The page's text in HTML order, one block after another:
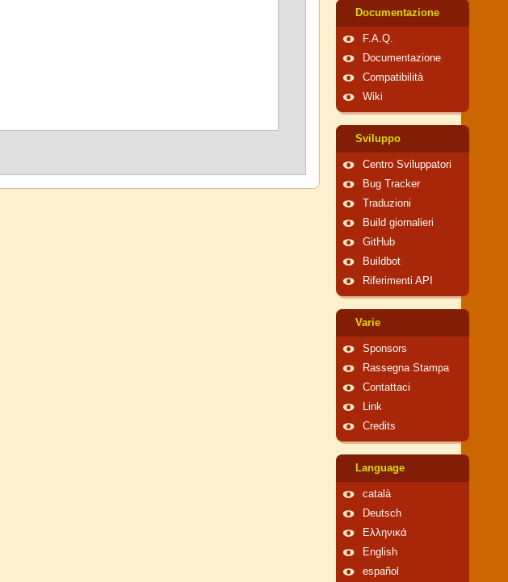
Documentazione
F.A.Q.
Documentazione
Compatibilità
Wiki
Sviluppo
Centro Sviluppatori
Bug Tracker
Traduzioni
Build giornalieri
GitHub
Buildbot
Riferimenti API
Varie
Sponsors
Rassegna Stampa
Contattaci
Link
Credits
Language
català
Deutsch
Ελληνικά
English
español